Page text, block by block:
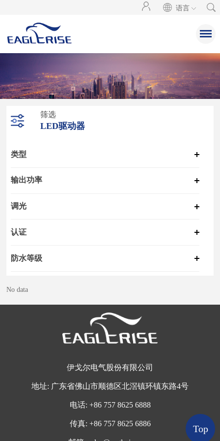
语言
筛选
LED驱动器
类型
输出功率
调光
认证
防水等级
No data
伊戈尔电气股份有限公司
地址: 广东省佛山市顺德区北滘镇环镇东路4号
电话: +86 757 8625 6888
传真: +86 757 8625 6886 Top